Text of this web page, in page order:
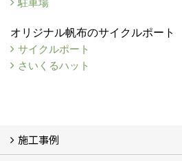
駐車場
オリジナル帆布のサイクルポート
サイクルポート
さいくるハット
施工事例